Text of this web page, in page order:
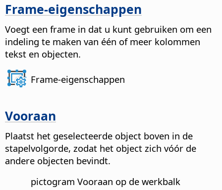
Frame-eigenschappen
Voegt een frame in dat u kunt gebruiken om een
indeling te maken van één of meer kolommen
tekst en objecten.
Frame-eigenschappen
Vooraan
Plaatst het geselecteerde object boven in de
stapelvolgorde, zodat het object zich vóór de
andere objecten bevindt.
pictogram Vooraan op de werkbalk